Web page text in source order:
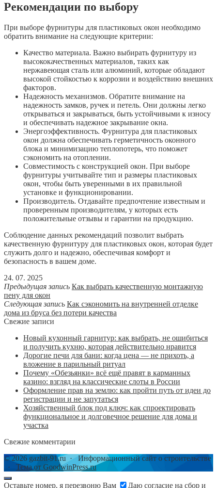
Рекомендации по выбору
При выборе фурнитуры для пластиковых окон необходимо
обратить внимание на следующие критерии:
Качество материала. Важно выбирать фурнитуру из
высококачественных материалов, таких как
нержавеющая сталь или алюминий, которые обладают
высокой стойкостью к коррозии и воздействию внешних
факторов.
Надежность механизмов. Обратите внимание на
надежность замков, ручек и петель. Они должны легко
открываться и закрываться, быть устойчивыми к износу
и обеспечивать надежное закрывание окна.
Энергоэффективность. Фурнитура для пластиковых
окон должна обеспечивать герметичность оконного
блока и минимизацию теплопотерь, что поможет
сэкономить на отоплении.
Совместимость с конструкцией окон. При выборе
фурнитуры учитывайте тип и размеры пластиковых
окон, чтобы быть уверенными в их правильной
установке и функционировании.
Производитель. Отдавайте предпочтение известным и
проверенным производителям, у которых есть
положительные отзывы и гарантии на продукцию.
Соблюдение данных рекомендаций позволит выбрать
качественную фурнитуру для пластиковых окон, которая будет
служить долго и надежно, обеспечивая комфорт и
безопасность в вашем доме.
24. 07. 2025
Предыдущая запись Как выбрать качественную монтажную
пену для окон
Следующая запись Как сэкономить на внутренней отделке
дома из бруса без потери качества
Свежие записи
Новый кухонный гарнитур: как выбрать, не ошибиться
и получить кухню, которая действительно нравится
Дорогие печи для бани: когда цена — не прихоть, а
вложение в парильный ритуал
Почему «Обезьянки» всё ещё правят в карманных
казино: взгляд на классические слоты в России
Оформление прав на землю: как пройти путь от идеи до
регистрации и не запутаться
Хозяйственный блок под ключ: как спроектировать
функциональное и долговечное решение для дома и
участка
Свежие комментарии
©2026 gazbit-91.ru ·Информационный сайт о строительстве
· Тема от GoodwinPress.ru
Оставьте номер, я перезвоню Вам Даю согласие на сбор и